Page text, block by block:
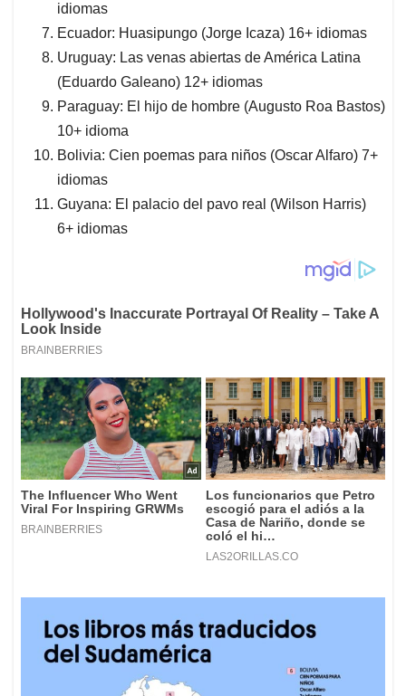
idiomas
Ecuador: Huasipungo (Jorge Icaza) 16+ idiomas
Uruguay: Las venas abiertas de América Latina
(Eduardo Galeano) 12+ idiomas
Paraguay: El hijo de hombre (Augusto Roa Bastos)
10+ idioma
Bolivia: Cien poemas para niños (Oscar Alfaro) 7+
idiomas
Guyana: El palacio del pavo real (Wilson Harris)
6+ idiomas